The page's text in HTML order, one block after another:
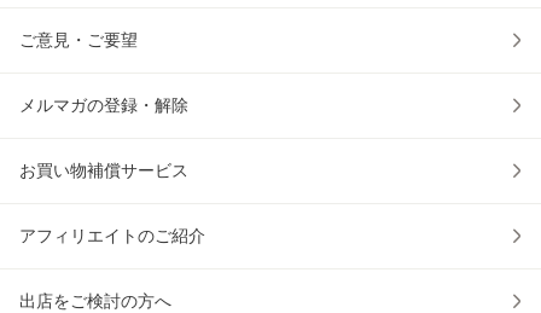
ご意見・ご要望
メルマガの登録・解除
お買い物補償サービス
アフィリエイトのご紹介
出店をご検討の方へ